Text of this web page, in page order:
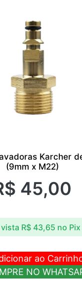
Karcher
(9mm x M22)
45,00
vista R$ 43,65 no Pix
ao
NO